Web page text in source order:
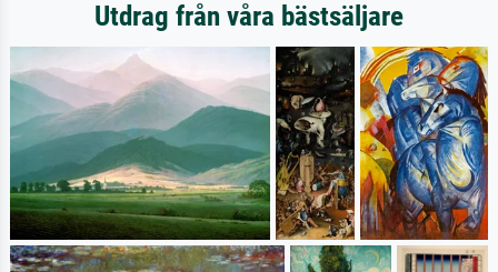
Utdrag från våra bästsäljare